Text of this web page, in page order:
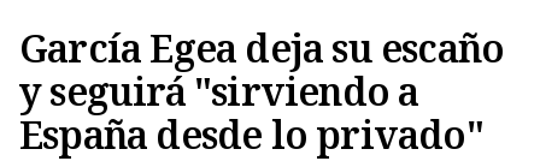
García Egea deja su escaño
y seguirá "sirviendo a
España desde lo privado"